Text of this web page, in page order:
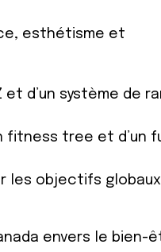
esthétisme et
et d’un système de
fitness tree et d’un
les objectifs
envers le bien-